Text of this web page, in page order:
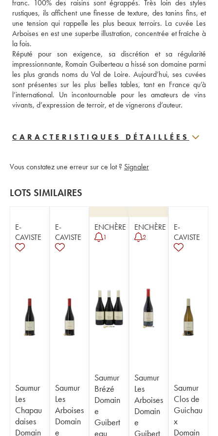
franc. 100% des raisins sont égrappés. Très loin des styles
rustiques, ils affichent une finesse de texture, des tanins fins, et
une tension qui rappelle les plus beaux terroirs. La cuvée Les
Arboises en est une superbe illustration, concentrée et fraîche à
la fois.
Réputé pour son exigence, sa discrétion et sa régularité
impressionnante, Romain Guiberteau a hissé son domaine parmi
les plus grands noms du Val de Loire. Aujourd’hui, ses cuvées
sont présentes sur les plus belles tables, tant en France qu’à
l’international. Un incontournable pour les amateurs de vins
vivants, d’expression de terroir, et de vignerons d’auteur.
CARACTERISTIQUES DÉTAILLÉES
Vous constatez une erreur sur ce lot ? Signaler
LOTS SIMILAIRES
E-
CAVISTE
Saumur
Les
Chapau
daises
Domain
E-
CAVISTE
Saumur
Les
Arboises
Domain
e
ENCHÈRE
1
Saumur
Brézé
Domain
e
Guibert
eau
ENCHÈRE
2
Saumur
Les
Arboises
Domain
e
Guibert
E-
CAVISTE
Saumur
Clos de
Guichau
x
Domain